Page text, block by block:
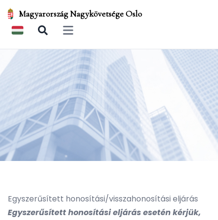
Magyarország Nagykövetsége Oslo
Open main menu
Egyszerűsített honosítási/visszahonosítási eljárás
Egyszerűsített honosítási eljárás esetén kérjük,